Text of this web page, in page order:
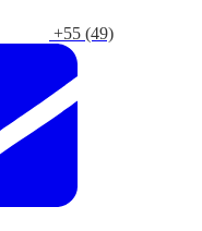
+55 (49)